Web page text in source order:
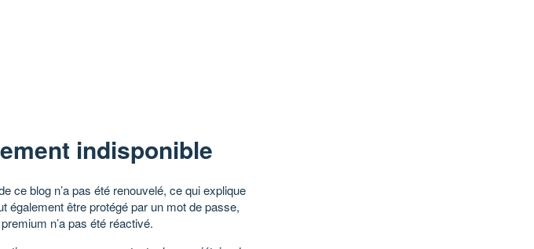
indisponible
ce blog n’a pas été renouvelé, ce qui explique
également être protégé par un mot de passe,
n’a pas été réactivé.